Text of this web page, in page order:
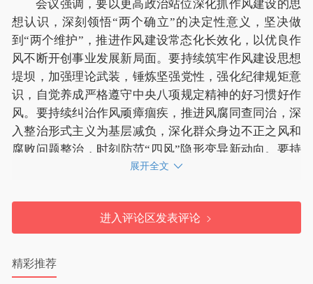
会议强调，要以更高政治站位深化抓作风建设的思
想认识，深刻领悟“两个确立”的决定性意义，坚决做
到“两个维护”，推进作风建设常态化长效化，以优良作
风不断开创事业发展新局面。要持续筑牢作风建设思想
堤坝，加强理论武装，锤炼坚强党性，强化纪律规矩意
识，自觉养成严格遵守中央八项规定精神的好习惯好作
风。要持续纠治作风顽瘴痼疾，推进风腐同查同治，深
入整治形式主义为基层减负，深化群众身边不正之风和
腐败问题整治，时刻防范“四风”隐形变异新动向。要持
续完善作风建设制度机制，建立健全经常性发现问题、
规范涉企行政执法行为，严格规范权力运行。要持续以
优良作风推动经济社会发展，聚焦“1+2+4+N”目标任务
生产等工作，更好推动高质量发展高效能治理。要持续
压实作风建设政治责任，坚持以上率下，履行“一岗双
展开全文
进入评论区发表评论
精彩推荐